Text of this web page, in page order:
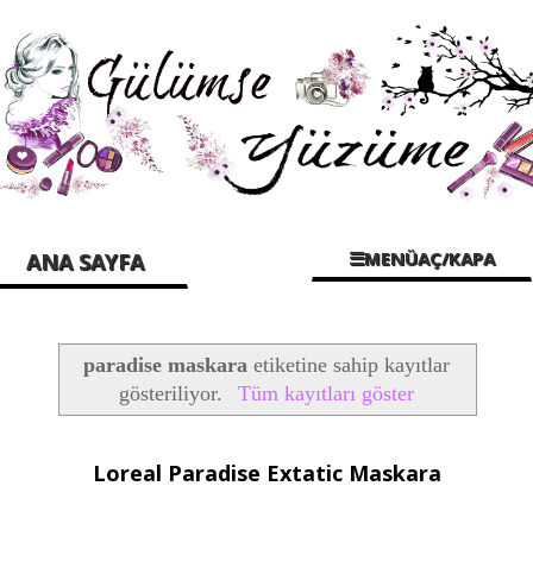
ANA SAYFA ☰MENÜAÇ/KAPA
paradise maskara etiketine sahip kayıtlar
gösteriliyor.
Tüm kayıtları göster
Loreal Paradise Extatic Maskara